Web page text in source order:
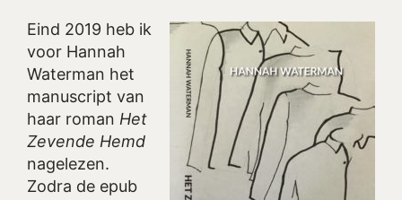
Eind 2019 heb ik
voor Hannah
Waterman het
manuscript van
haar roman Het
Zevende Hemd
nagelezen.
Zodra de epub